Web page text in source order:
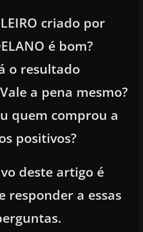
criado por
é bom?
o resultado
a pena mesmo?
quem comprou a
positivos?
deste artigo é
responder a essas